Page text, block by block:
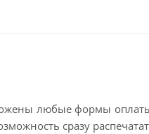
любые формы
сразу